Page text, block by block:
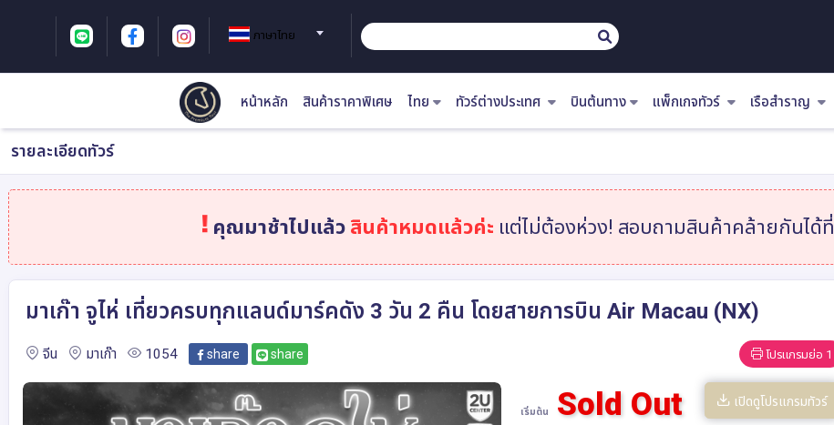
ภาษาไทย
หน้าหลัก สินค้าราคาพิเศษ ไทย ทัวร์ต่างประเทศ บินต้นทาง แพ็กเกจทัวร์ เรือสำราญ
รายละเอียดทัวร์
คุณมาช้าไปแล้ว สินค้าหมดแล้วค่ะ แต่ไม่ต้องห่วง! สอบถามสินค้าคล้ายกันได้ที่
มาเก๊า จูไห่ เที่ยวครบทุกแลนด์มาร์คดัง 3 วัน 2 คืน โดยสายการบิน Air Macau (NX)
จีน มาเก๊า 1054 share share โปรแกรมย่อ 1
เริ่มต้น Sold Out เปิดดูโปรแกรมทัวร์